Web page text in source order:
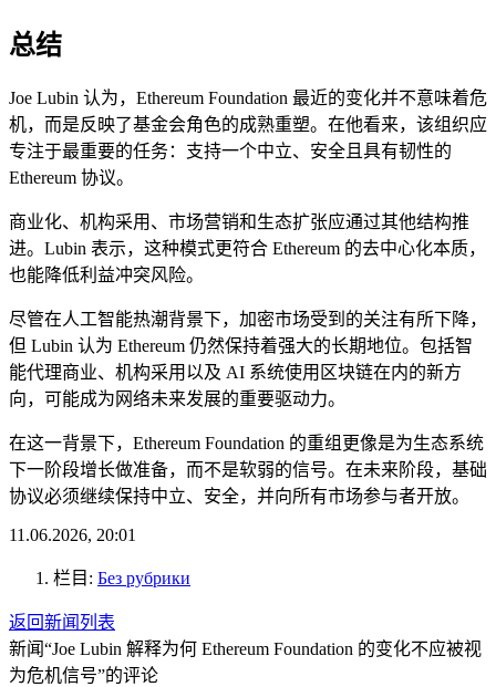
总结
Joe Lubin 认为，Ethereum Foundation 最近的变化并不意味着危
机，而是反映了基金会角色的成熟重塑。在他看来，该组织应
专注于最重要的任务：支持一个中立、安全且具有韧性的
Ethereum 协议。
商业化、机构采用、市场营销和生态扩张应通过其他结构推
进。Lubin 表示，这种模式更符合 Ethereum 的去中心化本质，
也能降低利益冲突风险。
尽管在人工智能热潮背景下，加密市场受到的关注有所下降，
但 Lubin 认为 Ethereum 仍然保持着强大的长期地位。包括智
能代理商业、机构采用以及 AI 系统使用区块链在内的新方
向，可能成为网络未来发展的重要驱动力。
在这一背景下，Ethereum Foundation 的重组更像是为生态系统
下一阶段增长做准备，而不是软弱的信号。在未来阶段，基础
协议必须继续保持中立、安全，并向所有市场参与者开放。
11.06.2026, 20:01
栏目: Без рубрики
返回新闻列表
新闻“Joe Lubin 解释为何 Ethereum Foundation 的变化不应被视
为危机信号”的评论